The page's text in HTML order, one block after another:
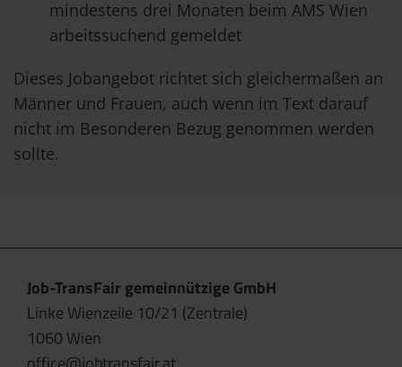
mindestens drei Monaten beim AMS Wien
arbeitssuchend gemeldet
Dieses Jobangebot richtet sich gleichermaßen an
Männer und Frauen, auch wenn im Text darauf
nicht im Besonderen Bezug genommen werden
sollte.
Job-TransFair gemeinnützige GmbH
Linke Wienzeile 10/21 (Zentrale)
1060 Wien